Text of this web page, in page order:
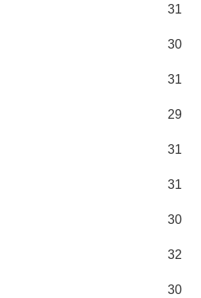
31
30
31
29
31
31
30
32
30